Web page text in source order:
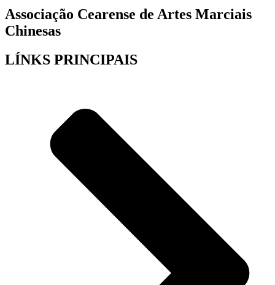
Associação Cearense de Artes Marciais
Chinesas
LÍNKS PRINCIPAIS